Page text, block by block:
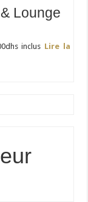
Lounge
inclus Lire la